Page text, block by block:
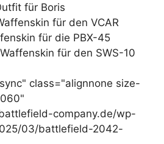
für Boris
für den VCAR
für die PBX-45
Waffenskin für den SWS-10
class="alignnone size-
company.de/wp-
03/battlefield-2042-